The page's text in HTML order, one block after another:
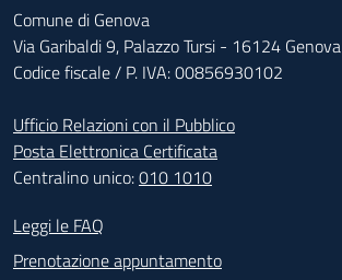
Comune di Genova
Via Garibaldi 9, Palazzo Tursi - 16124 Genova
Codice fiscale / P. IVA: 00856930102
Ufficio Relazioni con il Pubblico
Posta Elettronica Certificata
Centralino unico:010 1010
Footer - Contatti
Leggi le FAQ
Prenotazione appuntamento